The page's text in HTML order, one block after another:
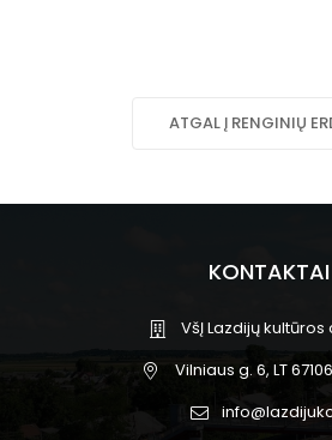
ATGAL Į RENGINIŲ
KONTAKTAI
VšĮ Lazdijų
Vilniaus g. 6, LT